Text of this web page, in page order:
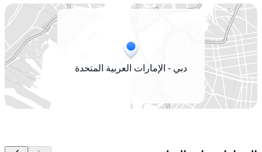
دبي - الإمارات العربية المتحدة